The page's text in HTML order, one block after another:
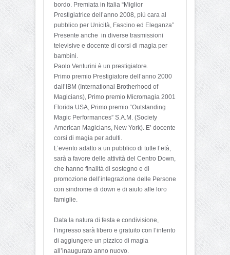
bordo. Premiata in Italia “Miglior
Prestigiatrice dell’anno 2008, più cara al
pubblico per Unicità, Fascino ed Eleganza”
Presente anche in diverse trasmissioni
televisive e docente di corsi di magia per
bambini.
Paolo Venturini è un prestigiatore.
Primo premio Prestigiatore dell’anno 2000
dall’IBM (International Brotherhood of
Magicians), Primo premio Micromagia 2001
Florida USA, Primo premio “Outstanding
Magic Performances” S.A.M. (Society
American Magicians, New York). E’ docente
corsi di magia per adulti.
L’evento adatto a un pubblico di tutte l’età,
sarà a favore delle attività del Centro Down,
che hanno finalità di sostegno e di
promozione dell’integrazione delle Persone
con sindrome di down e di aiuto alle loro
famiglie.
Data la natura di festa e condivisione,
l’ingresso sarà libero e gratuito con l’intento
di aggiungere un pizzico di magia
all’inaugurato anno nuovo.